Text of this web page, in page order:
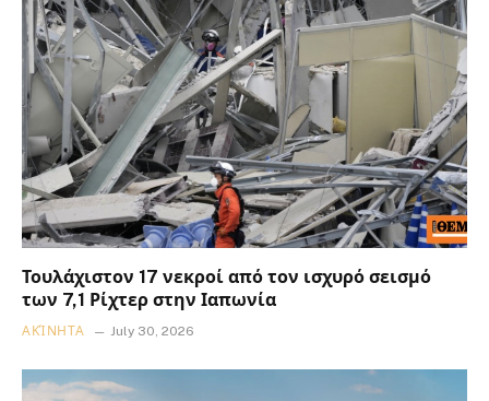
Τουλάχιστον 17 νεκροί από τον ισχυρό σεισμό
των 7,1 Ρίχτερ στην Ιαπωνία
ΑΚΊΝΗΤΑ July 30, 2026